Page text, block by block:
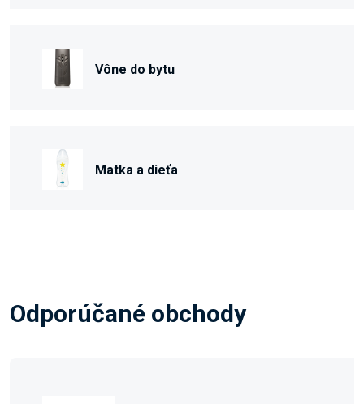
Vône do bytu
Matka a dieťa
Odporúčané obchody